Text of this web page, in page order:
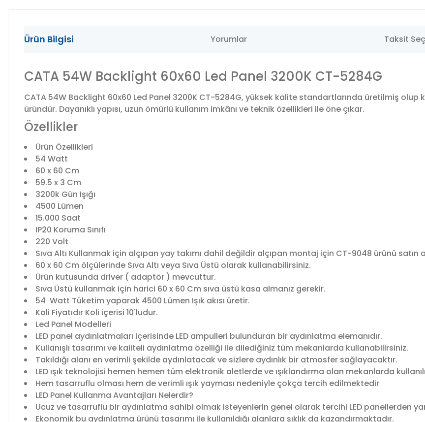
Ürün Bilgisi Yorumlar Taksit
CATA 54W Backlight 60x60 Led Panel 3200K CT-5284G
CATA 54W Backlight 60x60 Led Panel 3200K CT-5284G, yüksek kalite standartlarında üretilmiş
üründür. Dayanıklı yapısı, uzun ömürlü kullanım imkânı ve teknik özellikleri ile öne çıkar.
Özellikler
Ürün Özellikleri
54 Watt
60 x 60 Cm
59.5 x 3 Cm
3200k Gün Işığı
4500 Lümen
15.000 Saat
IP20 Koruma Sınıfı
220 Volt
Sıva Altı Kullanmak için alçıpan yay takımı dahil değildir alçıpan montaj için CT-9048 ürünü satın
60 x 60 Cm ölçülerinde Sıva Altı veya Sıva Üstü olarak kullanabilirsiniz.
Ürün kutusunda driver ( adaptör ) mevcuttur.
Sıva Üstü kullanmak için harici 60 x 60 Cm sıva üstü kasa almanız gerekir.
54 Watt Tüketim yaparak 4500 Lümen Işık akısı üretir.
Koli Fiyatıdır Koli içerisi 10'ludur.
Led Panel Modelleri
LED panel aydınlatmaları içerisinde LED ampulleri bulunduran bir aydınlatma elemanıdır.
Kullanışlı tasarımı ve kaliteli aydınlatma özelliği ile dilediğiniz tüm mekanlarda kullanabilirsiniz.
Takıldığı alanı en verimli şekilde aydınlatacak ve sizlere aydınlık bir atmosfer sağlayacaktır.
LED ışık teknolojisi hemen hemen tüm elektronik aletlerde ve ışıklandırma olan mekanlarda
Hem tasarruflu olması hem de verimli ışık yayması nedeniyle çokça tercih edilmektedir
LED Panel Kullanma Avantajları Nelerdir?
Ucuz ve tasarruflu bir aydınlatma sahibi olmak isteyenlerin genel olarak tercihi LED panellerden
Ekonomik bu aydınlatma ürünü tasarımı ile kullanıldığı alanlara şıklık da kazandırmaktadır.